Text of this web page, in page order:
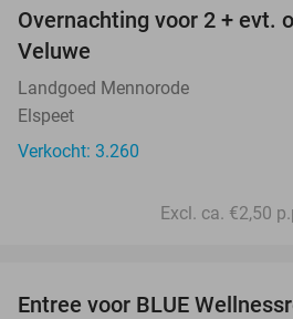
Overnachting voor 2 + evt.
Veluwe
Landgoed Mennorode
Elspeet
Verkocht: 3.260
Excl. ca. €2,50
Entree voor BLUE